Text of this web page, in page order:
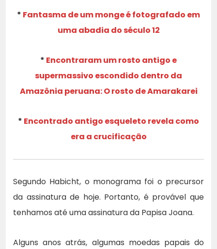
* Fantasma de um monge é fotografado em
uma abadia do século 12
* Encontraram um rosto antigo e
supermassivo escondido dentro da
Amazônia peruana: O rosto de Amarakarei
* Encontrado antigo esqueleto revela como
era a crucificação
Segundo Habicht, o monograma foi o precursor
da assinatura de hoje. Portanto, é provável que
tenhamos até uma assinatura da Papisa Joana.
Alguns anos atrás, algumas moedas papais do